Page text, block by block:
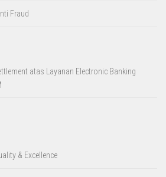
Fraud
atas Layanan Electronic Banking
& Excellence